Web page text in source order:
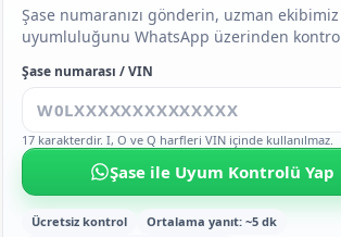
Şase numaranızı gönderin, uzman
uyumluluğunu WhatsApp üzerinden
Şase numarası / VIN
17 karakterdir. I, O ve Q harfleri VIN içinde kullanılmaz.
Şase ile Uyum Kontrolü Yap
Ücretsiz kontrol
Ortalama yanıt: ~5 dk